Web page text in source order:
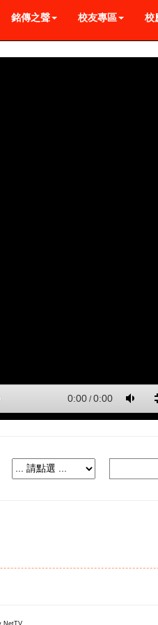
銘傳之聲 校友專區 校
NetTV